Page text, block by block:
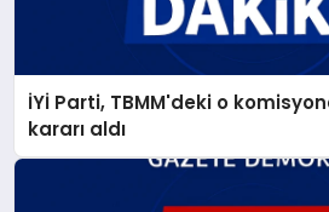
İYİ Parti, TBMM'deki o
kararı aldı